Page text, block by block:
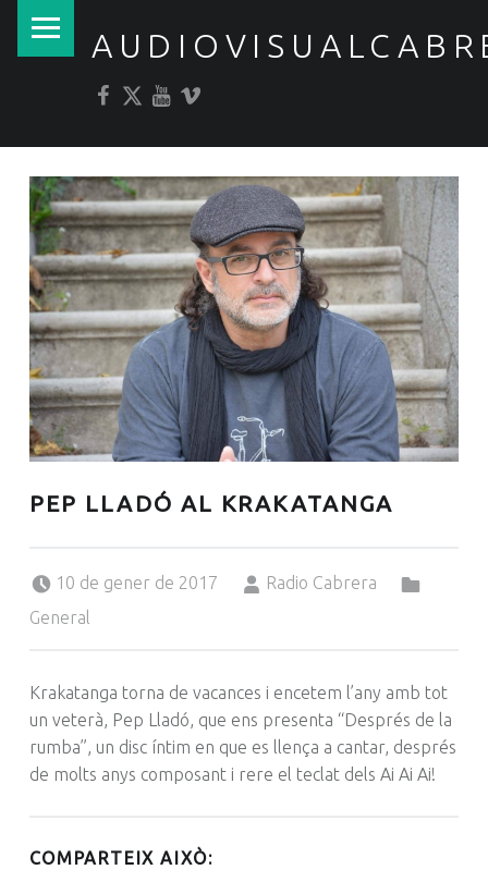
PEP LLADÓ AL KRAKATANGA
10 de gener de 2017
Radio Cabrera
General
Krakatanga torna de vacances i encetem l’any amb tot
un veterà, Pep Lladó, que ens presenta “Després de la
rumba”, un disc íntim en que es llença a cantar, després
de molts anys composant i rere el teclat dels Ai Ai Ai!
COMPARTEIX AIXÒ: